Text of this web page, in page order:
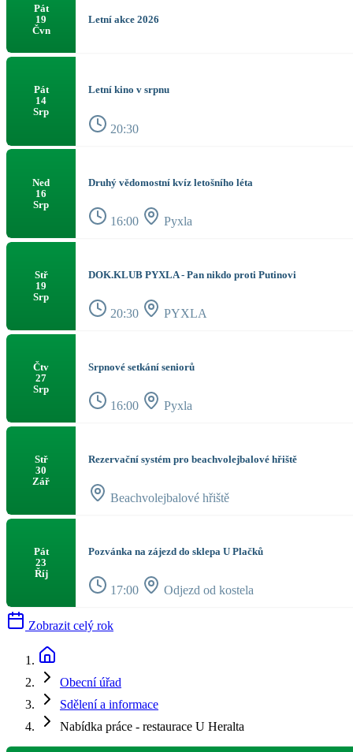
Pát
19
Čvn
Letní akce 2026
Pát
14
Srp
Letní kino v srpnu
20:30
Ned
16
Srp
Druhý vědomostní kvíz letošního léta
16:00 Pyxla
Stř
19
Srp
DOK.KLUB PYXLA - Pan nikdo proti Putinovi
20:30 PYXLA
Čtv
27
Srp
Srpnové setkání seniorů
16:00 Pyxla
Stř
30
Zář
Rezervační systém pro beachvolejbalové hřiště
Beachvolejbalové hřiště
Pát
23
Říj
Pozvánka na zájezd do sklepa U Plačků
17:00 Odjezd od kostela
Zobrazit celý rok
Obecní úřad
Sdělení a informace
Nabídka práce - restaurace U Heralta